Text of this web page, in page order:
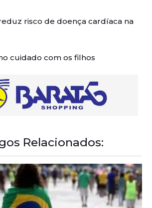
risco de doença cardíaca na
cuidado com os filhos